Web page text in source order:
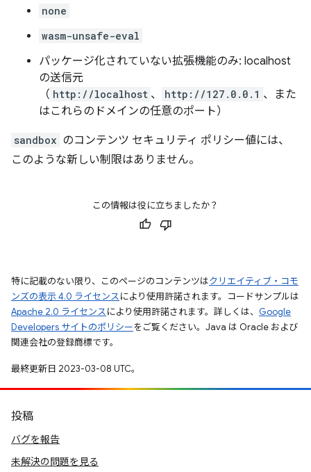
none
wasm-unsafe-eval
パッケージ化されていない拡張機能のみ: localhost
の送信元
（ http://localhost 、 http://127.0.0.1 、また
はこれらのドメインの任意のポート）
sandbox のコンテンツ セキュリティ ポリシー値には、
このような新しい制限はありません。
この情報は役に立ちましたか？
特に記載のない限り、このページのコンテンツはクリエイティブ・コモ
ンズの表示 4.0 ライセンスにより使用許諾されます。コードサンプルは
Apache 2.0 ライセンスにより使用許諾されます。詳しくは、 Google
Developers サイトのポリシーをご覧ください。Java は Oracle および
関連会社の登録商標です。
最終更新日 2023-03-08 UTC。
投稿
バグを報告
未解決の問題を見る